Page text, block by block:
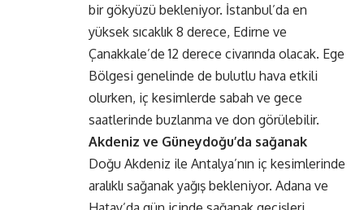
bir gökyüzü bekleniyor. İstanbul’da en
yüksek sıcaklık 8 derece, Edirne ve
Çanakkale’de 12 derece civarında olacak. Ege
Bölgesi genelinde de bulutlu hava etkili
olurken, iç kesimlerde sabah ve gece
saatlerinde buzlanma ve don görülebilir.
Akdeniz ve Güneydoğu’da sağanak
Doğu Akdeniz ile Antalya’nın iç kesimlerinde
aralıklı sağanak yağış bekleniyor. Adana ve